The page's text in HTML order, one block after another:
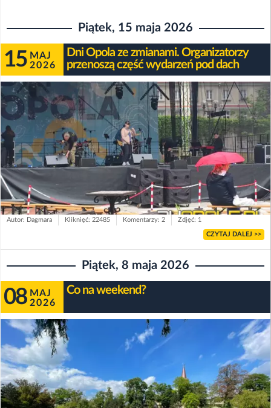
Piątek, 15 maja 2026
15 MAJ
2026
Dni Opola ze zmianami. Organizatorzy
przenoszą część wydarzeń pod dach
Autor: Dagmara Kliknięć: 22485 Komentarzy: 2 Zdjęć: 1
CZYTAJ DALEJ >>
Piątek, 8 maja 2026
08 MAJ
2026
Co na weekend?